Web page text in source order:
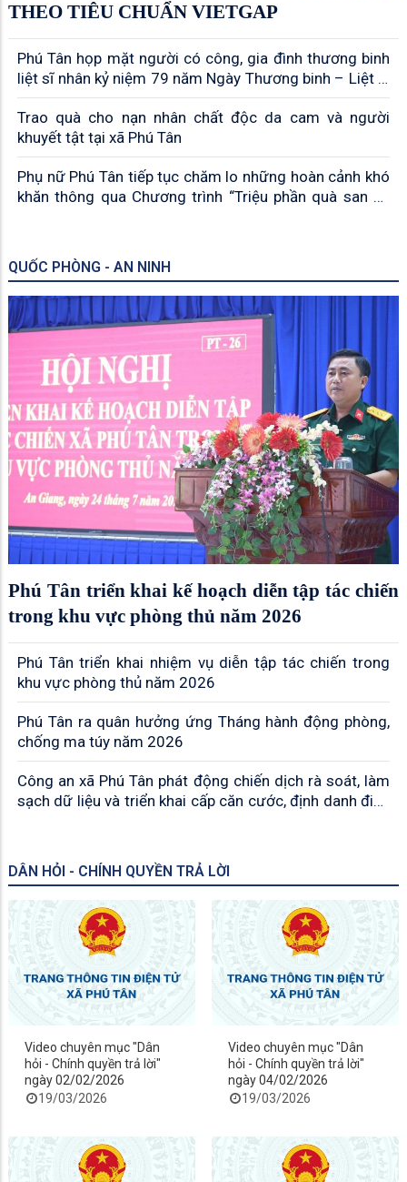
THEO TIÊU CHUẨN VIETGAP
Phú Tân họp mặt người có công, gia đình thương binh
liệt sĩ nhân kỷ niệm 79 năm Ngày Thương binh – Liệt sĩ
(27/7/1947 – 27/7/2026)
Trao quà cho nạn nhân chất độc da cam và người
khuyết tật tại xã Phú Tân
Phụ nữ Phú Tân tiếp tục chăm lo những hoàn cảnh khó
khăn thông qua Chương trình “Triệu phần quà san sẻ
QUỐC PHÒNG - AN NINH
Phú Tân triển khai kế hoạch diễn tập tác chiến
trong khu vực phòng thủ năm 2026
Phú Tân triển khai nhiệm vụ diễn tập tác chiến trong
khu vực phòng thủ năm 2026
Phú Tân ra quân hưởng ứng Tháng hành động phòng,
chống ma túy năm 2026
Công an xã Phú Tân phát động chiến dịch rà soát, làm
sạch dữ liệu và triển khai cấp căn cước, định danh điện
DÂN HỎI - CHÍNH QUYỀN TRẢ LỜI
Video chuyên mục "Dân
hỏi - Chính quyền trả lời"
ngày 02/02/2026
19/03/2026
Video chuyên mục "Dân
hỏi - Chính quyền trả lời"
ngày 04/02/2026
19/03/2026